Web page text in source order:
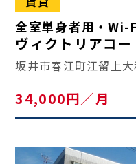
全室単身者用・Wi-
ヴィクトリアコ
坂井市春江町江留上
34,000円／月